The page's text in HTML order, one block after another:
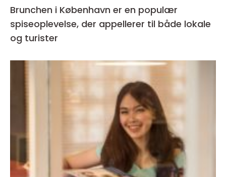
Brunchen i København er en populær
spiseoplevelse, der appellerer til både lokale
og turister